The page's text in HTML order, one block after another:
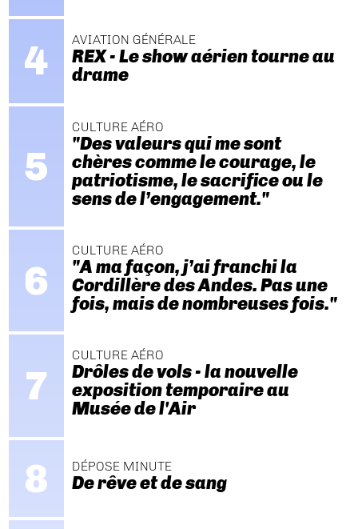
AVIATION GÉNÉRALE
REX - Le show aérien tourne au
drame
CULTURE AÉRO
"Des valeurs qui me sont
chères comme le courage, le
patriotisme, le sacrifice ou le
sens de l’engagement."
CULTURE AÉRO
"A ma façon, j’ai franchi la
Cordillère des Andes. Pas une
fois, mais de nombreuses fois."
CULTURE AÉRO
Drôles de vols - la nouvelle
exposition temporaire au
Musée de l'Air
DÉPOSE MINUTE
De rêve et de sang